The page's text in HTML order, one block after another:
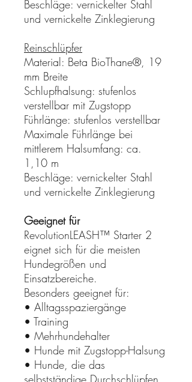
Beschläge: vernickelter Stahl
und vernickelte Zinklegierung
Reinschlüpfer
Material: Beta BioThane®, 19
mm Breite
Schlupfhalsung: stufenlos
verstellbar mit Zugstopp
Führlänge: stufenlos verstellbar
Maximale Führlänge bei
mittlerem Halsumfang: ca.
1,10 m
Beschläge: vernickelter Stahl
und vernickelte Zinklegierung
Geeignet für
RevolutionLEASH™ Starter 2
eignet sich für die meisten
Hundegrößen und
Einsatzbereiche.
Besonders geeignet für:
• Alltagsspaziergänge
• Training
• Mehrhundehalter
• Hunde mit Zugstopp-Halsung
• Hunde, die das
selbstständige Durchschlüpfen